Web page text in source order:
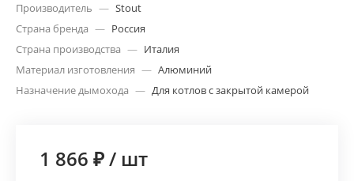
Производитель — Stout
Страна бренда — Россия
Страна производства — Италия
Материал изготовления — Алюминий
Назначение дымохода — Для котлов с закрытой камерой
1 866 ₽/ шт